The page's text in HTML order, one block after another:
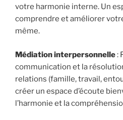
votre harmonie interne. Un
comprendre et améliorer
même.
Médiation interpersonnelle:
communication et la
relations (famille, travail,
créer un espace d’écoute
l’harmonie et la